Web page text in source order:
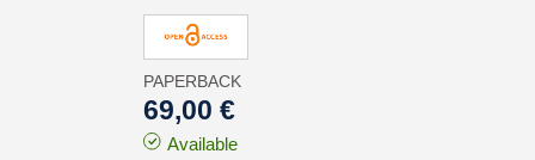
PAPERBACK
69,00 €
Available